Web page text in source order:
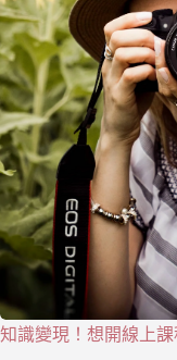
知識變現！想開線上